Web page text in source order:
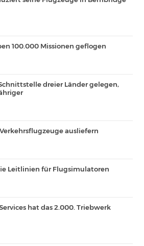
100.000 Missionen geflogen
dreier Länder gelegen,
ausliefern
Leitlinien für Flugsimulatoren
hat das 2.000. Triebwerk